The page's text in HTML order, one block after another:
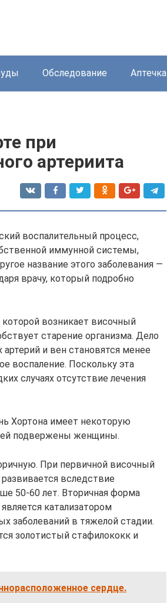
Обследование Аптечка
при
артериита
воспалительный процесс,
иммунной системы,
название этого заболевания —
врачу, который подробно
возникает височный
старение организма. Дело
и вен становятся менее
воспаление. Поскольку эта
случаях отсутствие лечения
Хортона имеет некоторую
ей подвержены женщины.
При первичной височный
вследствие
50-60 лет. Вторичная форма
катализатором
заболеваний в тяжелой стадии.
золотистый стафилококк и
сердце.